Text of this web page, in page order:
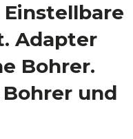
Adapter
Bohrer.
und